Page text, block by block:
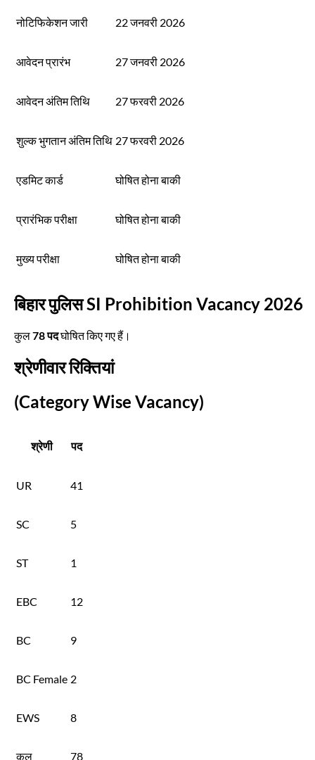
नोटिफिकेशन जारी 22 जनवरी 2026
आवेदन प्रारंभ 27 जनवरी 2026
आवेदन अंतिम तिथि 27 फरवरी 2026
शुल्क भुगतान अंतिम तिथि 27 फरवरी 2026
एडमिट कार्ड घोषित होना बाकी
प्रारंभिक परीक्षा घोषित होना बाकी
मुख्य परीक्षा घोषित होना बाकी
बिहार पुलिस SI Prohibition Vacancy 2026
कुल78 पदघोषित किए गए हैं।
श्रेणीवार रिक्तियां
(Category Wise Vacancy)
श्रेणी पद
UR 41
SC 5
ST 1
EBC 12
BC 9
BC Female 2
EWS 8
कुल 78